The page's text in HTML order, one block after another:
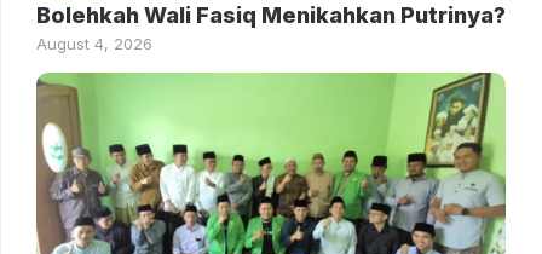
Bolehkah Wali Fasiq Menikahkan Putrinya?
August 4, 2026